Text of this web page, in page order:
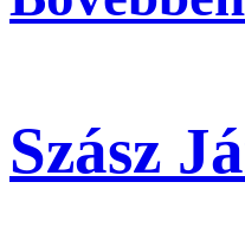
Szász